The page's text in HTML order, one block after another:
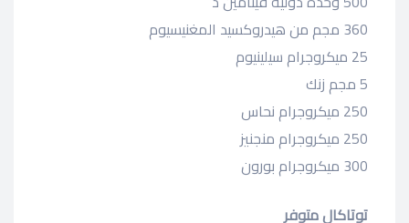
360 مجم من هيدروكسيد المغنيسيوم
25 ميكروجرام سيلينيوم
5 مجم زنك
250 ميكروجرام نحاس
250 ميكروجرام منجنيز
300 ميكروجرام بورون
توتاكال متوفر